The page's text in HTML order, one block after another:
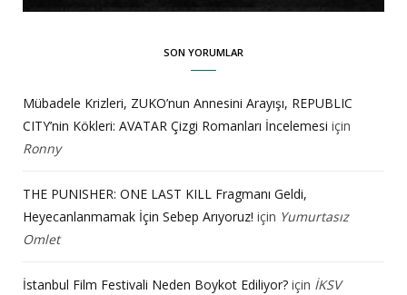
SON YORUMLAR
Mübadele Krizleri, ZUKO’nun Annesini Arayışı, REPUBLIC
CITY’nin Kökleri: AVATAR Çizgi Romanları İncelemesi için
Ronny
THE PUNISHER: ONE LAST KILL Fragmanı Geldi,
Heyecanlanmamak İçin Sebep Arıyoruz! için Yumurtasız
Omlet
İstanbul Film Festivali Neden Boykot Ediliyor? için İKSV